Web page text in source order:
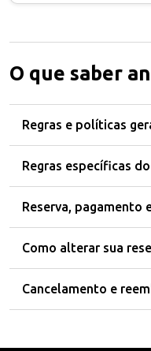
O que saber
Regras e políticas
Regras específicas
Reserva, pagamento
Como alterar sua
Cancelamento e